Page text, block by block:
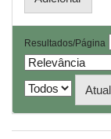
Resultados/Página